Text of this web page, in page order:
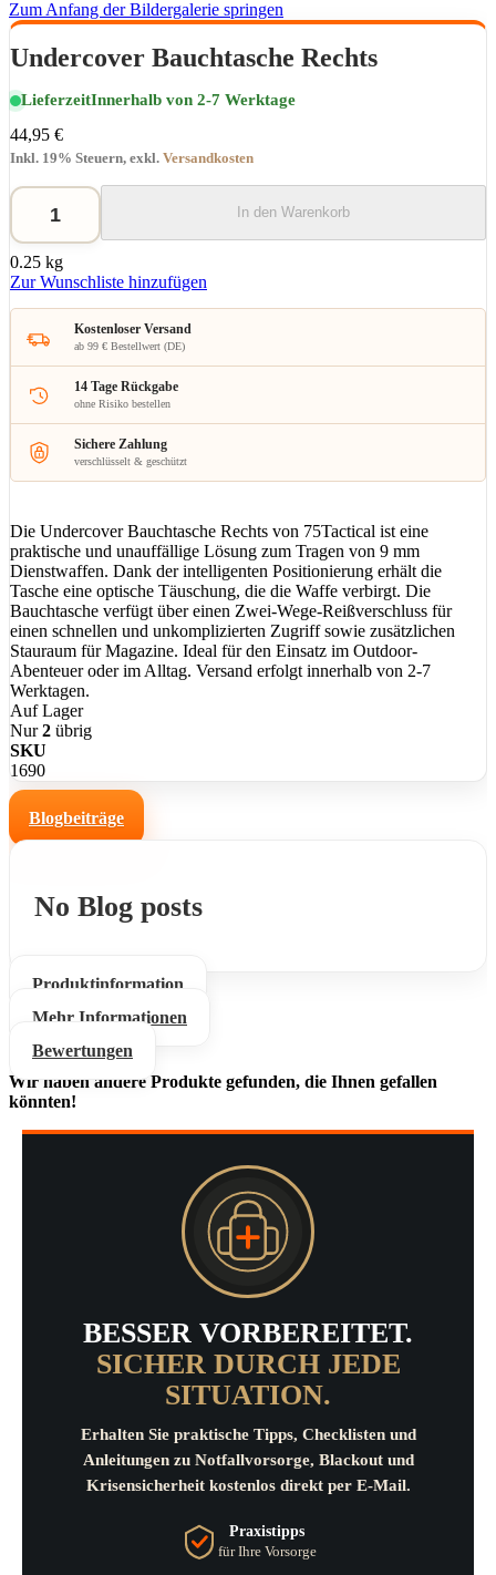
Zum Anfang der Bildergalerie springen
Undercover Bauchtasche Rechts
LieferzeitInnerhalb von 2-7 Werktage
44,95 €
Inkl. 19% Steuern, exkl. Versandkosten
In den Warenkorb
0.25 kg
Zur Wunschliste hinzufügen
Kostenloser Versand
ab 99 € Bestellwert (DE)
14 Tage Rückgabe
ohne Risiko bestellen
Sichere Zahlung
verschlüsselt & geschützt
Die Undercover Bauchtasche Rechts von 75Tactical ist eine
praktische und unauffällige Lösung zum Tragen von 9 mm
Dienstwaffen. Dank der intelligenten Positionierung erhält die
Tasche eine optische Täuschung, die die Waffe verbirgt. Die
Bauchtasche verfügt über einen Zwei-Wege-Reißverschluss für
einen schnellen und unkomplizierten Zugriff sowie zusätzlichen
Stauraum für Magazine. Ideal für den Einsatz im Outdoor-
Abenteuer oder im Alltag. Versand erfolgt innerhalb von 2-7
Werktagen.
Auf Lager
Nur2 übrig
SKU
1690
Blogbeiträge
No Blog posts
Produktinformation
Mehr Informationen
Bewertungen
Wir haben andere Produkte gefunden, die Ihnen gefallen
könnten!
BESSER VORBEREITET.
SICHER DURCH JEDE
SITUATION.
Erhalten Sie praktische Tipps, Checklisten und
Anleitungen zu Notfallvorsorge, Blackout und
Krisensicherheit kostenlos direkt per E-Mail.
Praxistipps
für Ihre Vorsorge